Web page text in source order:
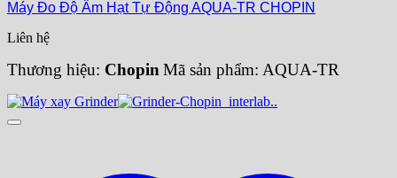
Máy Đo Độ Ẩm Hạt Tự Động AQUA-TR CHOPIN
Liên hệ
Thương hiệu: ChopinMã sản phẩm: AQUA-TR